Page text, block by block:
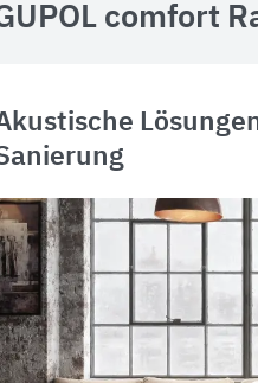
comfort